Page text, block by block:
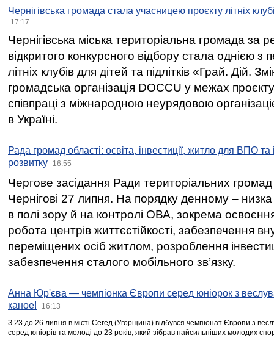
Чернігівська громада стала учасницею проєкту літніх
17:17
Чернігівська міська територіальна громада за
відкритого конкурсного відбору стала однією
літніх клубів для дітей та підлітків «Грай. Дій.
громадська організація DOCCU у межах
співпраці з міжнародною неурядовою
в Україні.
Рада громад області: освіта, інвестиції, житло для ВПО
розвитку
16:55
Чергове засідання Ради територіальних громад
Чернігові 27 липня. На порядку денному –
в полі зору й на контролі ОВА, зокрема освоєння
робота центрів життєстійкості, забезпечення
переміщених осіб житлом, розроблення
забезпечення сталого мобільного зв’язку.
Анна Юр'єва — чемпіонка Європи серед юніорок з
каное!
16:13
З 23 до 26 липня в місті Сегед (Угорщина) відбувся чемпіонат Європи з
серед юніорів та молоді до 23 років, який зібрав найсильніших молодих